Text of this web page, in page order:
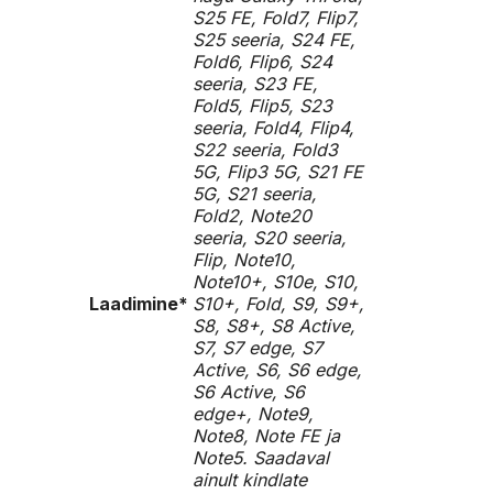
Laadimine*
S25 FE, Fold7, Flip7,
S25 seeria, S24 FE,
Fold6, Flip6, S24
seeria, S23 FE,
Fold5, Flip5, S23
seeria, Fold4, Flip4,
S22 seeria, Fold3
5G, Flip3 5G, S21 FE
5G, S21 seeria,
Fold2, Note20
seeria, S20 seeria,
Flip, Note10,
Note10+, S10e, S10,
S10+, Fold, S9, S9+,
S8, S8+, S8 Active,
S7, S7 edge, S7
Active, S6, S6 edge,
S6 Active, S6
edge+, Note9,
Note8, Note FE ja
Note5. Saadaval
ainult kindlate